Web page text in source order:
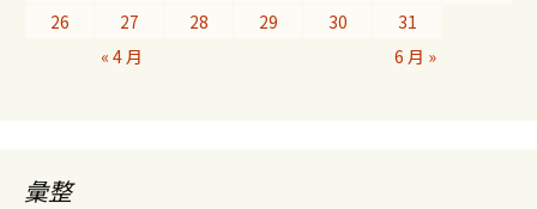
26
27 28 29 30
31
« 4 月
6 月 »
彙整